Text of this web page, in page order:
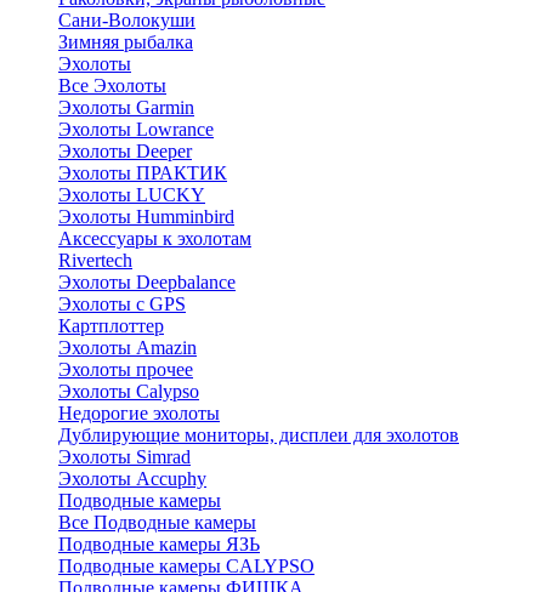
Сани-Волокуши
Зимняя рыбалка
Эхолоты
Все Эхолоты
Эхолоты Garmin
Эхолоты Lowrance
Эхолоты Deeper
Эхолоты ПРАКТИК
Эхолоты LUCKY
Эхолоты Humminbird
Аксессуары к эхолотам
Rivertech
Эхолоты Deepbalance
Эхолоты с GPS
Картплоттер
Эхолоты Amazin
Эхолоты прочее
Эхолоты Calypso
Недорогие эхолоты
Дублирующие мониторы, дисплеи для эхолотов
Эхолоты Simrad
Эхолоты Accuphy
Подводные камеры
Все Подводные камеры
Подводные камеры ЯЗЬ
Подводные камеры CALYPSO
Подводные камеры ФИШКА